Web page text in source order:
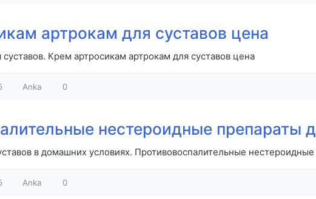
артрокам для суставов цена
Крем артросикам артрокам для суставов цена
Anka 0
нестероидные препараты
в домашних условиях. Противовоспалительные
Anka 0